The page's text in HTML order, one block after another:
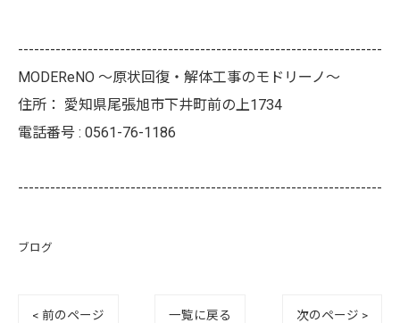
--------------------------------------------------------------------
MODEReNO ～原状回復・解体工事のモドリーノ～
住所： 愛知県尾張旭市下井町前の上1734
電話番号 : 0561-76-1186
--------------------------------------------------------------------
ブログ
< 前のページ 一覧に戻る 次のページ >